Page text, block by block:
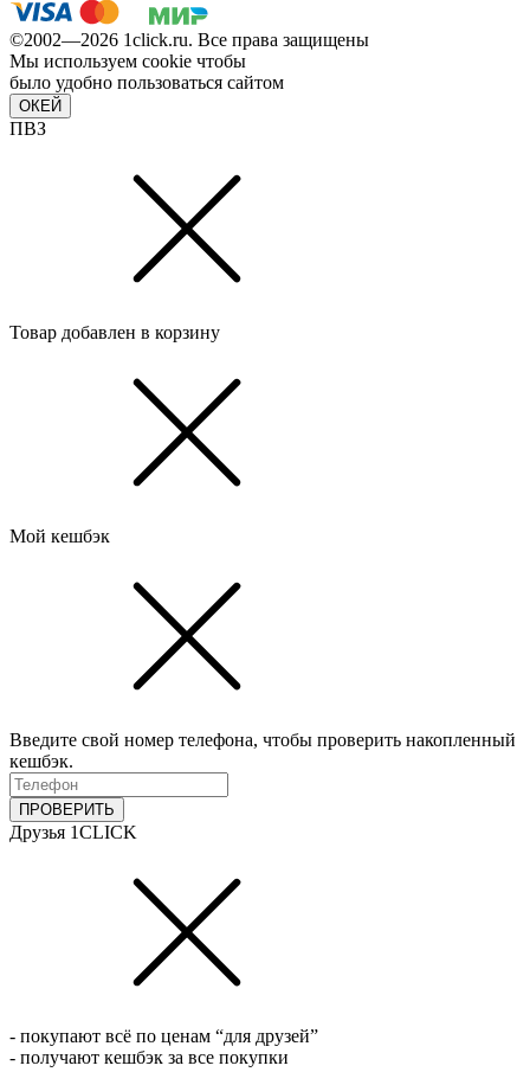
©2002—2026 1сlick.ru. Все права защищены
Мы используем cookie чтобы
было удобно пользоваться сайтом
ОКЕЙ
ПВЗ
Товар добавлен в корзину
Мой кешбэк
Введите свой номер телефона, чтобы проверить накопленный
кешбэк.
ПРОВЕРИТЬ
Друзья 1CLICK
- покупают всё по ценам “для друзей”
- получают кешбэк за все покупки